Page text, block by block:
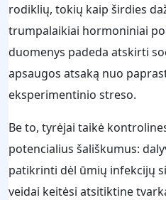
rodiklių, tokių kaip širdies
trumpalaikiai hormoniniai
duomenys padeda atskirti
apsaugos atsaką nuo
eksperimentinio streso.
Be to, tyrėjai taikė
potencialius šališkumus:
patikrinti dėl ūmių infekcijų
veidai keitėsi atsitiktine